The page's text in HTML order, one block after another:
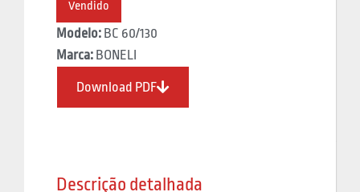
Vendido
Modelo: BC 60/130
Marca: BONELI
Download PDF
Descrição detalhada